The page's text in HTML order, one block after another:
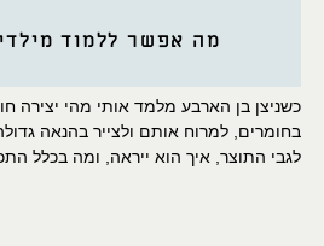
מה אפשר ללמוד
כשניצן בן הארבע מלמד אותי מהי יצירה
בחומרים, למרוח אותם ולצייר בהנאה
לגבי התוצר, איך הוא ייראה, ומה בכלל